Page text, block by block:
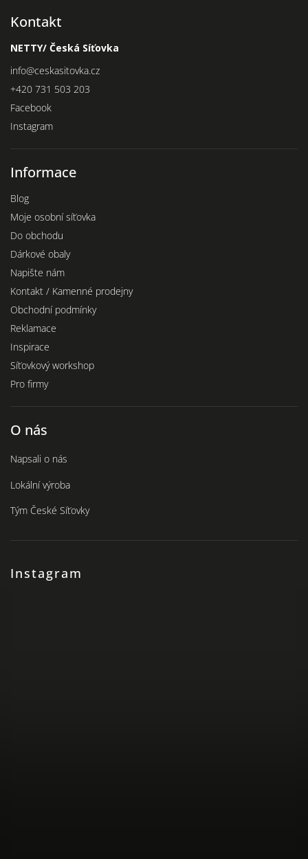
Kontakt
NETTY/ Česká Síťovka
info@ceskasitovka.cz
+420 731 503 203
Facebook
Instagram
Informace
Blog
Moje osobní síťovka
Do obchodu
Dárkové obaly
Napište nám
Kontakt / Kamenné prodejny
Obchodní podmínky
Reklamace
Inspirace
Síťovkový workshop
Pro firmy
O nás
Napsali o nás
Lokální výroba
Tým České Síťovky
Instagram